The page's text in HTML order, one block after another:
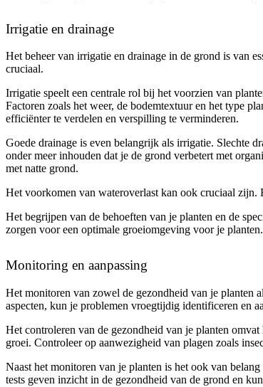
Irrigatie en drainage
Het beheer van irrigatie en drainage in de grond is van
cruciaal.
Irrigatie speelt een centrale rol bij het voorzien van
Factoren zoals het weer, de bodemtextuur en het type
efficiënter te verdelen en verspilling te verminderen.
Goede drainage is even belangrijk als irrigatie. Slechte
onder meer inhouden dat je de grond verbetert met
met natte grond.
Het voorkomen van wateroverlast kan ook cruciaal zijn.
Het begrijpen van de behoeften van je planten en de
zorgen voor een optimale groeiomgeving voor je planten.
Monitoring en aanpassing
Het monitoren van zowel de gezondheid van je planten
aspecten, kun je problemen vroegtijdig identificeren en
Het controleren van de gezondheid van je planten
groei. Controleer op aanwezigheid van plagen zoals
Naast het monitoren van je planten is het ook van
tests geven inzicht in de gezondheid van de grond en